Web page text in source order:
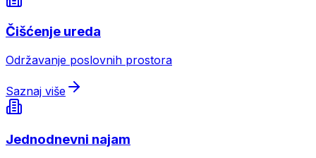
Čišćenje ureda
Održavanje poslovnih prostora
Saznaj više
Jednodnevni najam